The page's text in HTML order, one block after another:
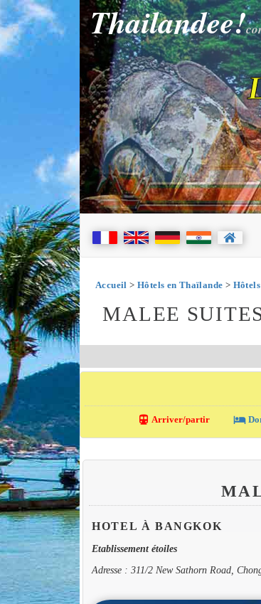
Thailandee!
Accueil > Hôtels en Thaïlande >
MALEE
directions_transit Arriver/partir local_hotel
HOTEL À BANGKOK
Etablissement étoiles
Adresse : 311/2 New Sathorn Road,